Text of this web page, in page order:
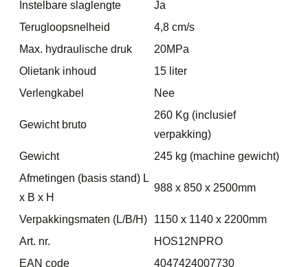
Instelbare slaglengte
Ja
Terugloopsnelheid
4,8 cm/s
Max. hydraulische druk
20MPa
Olietank inhoud
15 liter
Verlengkabel
Nee
Gewicht bruto
260 Kg (inclusief
verpakking)
Gewicht
245 kg (machine gewicht)
Afmetingen (basis stand) L
x B x H
988 x 850 x 2500mm
Verpakkingsmaten (L/B/H)
1150 x 1140 x 2200mm
Art. nr.
HOS12NPRO
EAN code
4047424007730